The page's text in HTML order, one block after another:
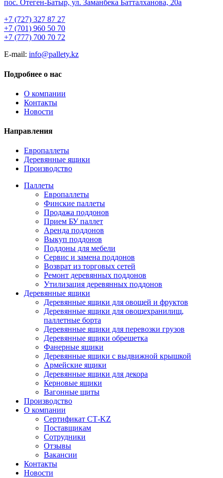
пос. Отеген-Батыр, ул. Заманбека Батталханова, 20а
+7 (727) 327 87 27
+7 (701) 960 50 70
+7 (777) 700 70 72
E-mail: info@pallety.kz
Подробнее о нас
О компании
Контакты
Новости
Направления
Европаллеты
Деревянные ящики
Производство
Паллеты
Европаллеты
Финские паллеты
Продажа поддонов
Прием БУ паллет
Аренда поддонов
Выкуп поддонов
Поддоны для мебели
Сервис и замена поддонов
Возврат из торговых сетей
Ремонт деревянных поддонов
Утилизация деревянных поддонов
Деревянные ящики
Деревянные ящики для овощей и фруктов
Деревянные ящики для овощехранилищ,
паллетные борта
Деревянные ящики для перевозки грузов
Деревянные ящики обрешетка
Фанерные ящики
Деревянные ящики с выдвижной крышкой
Армейские ящики
Деревянные ящики для декора
Керновые ящики
Вагонные щиты
Производство
О компании
Сертификат СТ-KZ
Поставщикам
Сотрудники
Отзывы
Вакансии
Контакты
Новости